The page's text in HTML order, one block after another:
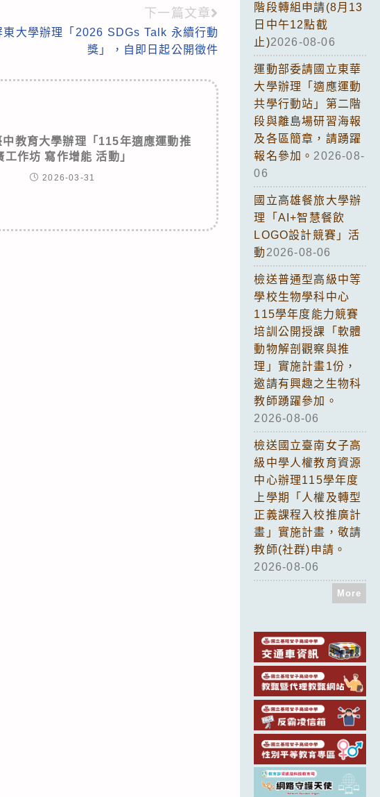
下一篇文章
東大學辦理「2026 SDGs Talk 永續行動
獎」，自即日起公開徵件
中教育大學辦理「115年適應運動推
工作坊 寫作增能 活動」
2026-03-31
階段轉組申請(8月13
日中午12點截
止)2026-08-06
運動部委請國立東華
大學辦理「適應運動
共學行動站」第二階
段與離島場研習海報
及各區簡章，請踴躍
報名參加。 2026-08-
06
國立高雄餐旅大學辦
理「AI+智慧餐飲
LOGO設計競賽」活
動 2026-08-06
檢送普通型高級中等
學校生物學科中心
115學年度能力競賽
培訓公開授課「軟體
動物解剖觀察與推
理」實施計畫1份，
邀請有興趣之生物科
教師踴躍參加。
2026-08-06
檢送國立臺南女子高
級中學人權教育資源
中心辦理115學年度
上學期「人權及轉型
正義課程入校推廣計
畫」實施計畫，敬請
教師(社群)申請。
2026-08-06
More